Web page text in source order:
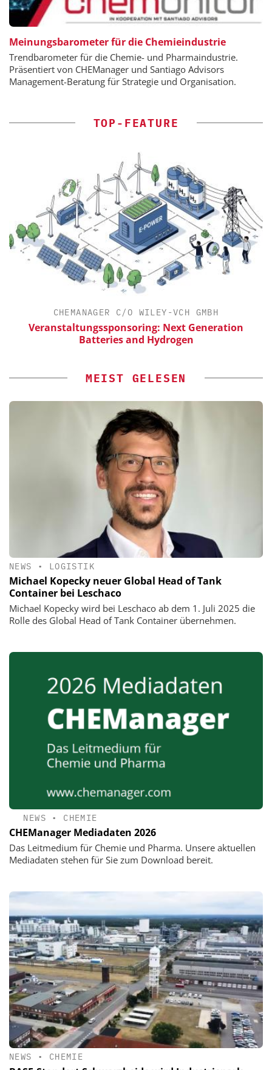
Meinungsbarometer für die Chemieindustrie
Trendbarometer für die Chemie- und Pharmaindustrie.
Präsentiert von CHEManager und Santiago Advisors
Management-Beratung für Strategie und Organisation.
TOP-FEATURE
CHEMANAGER C/O WILEY-VCH GMBH
Veranstaltungssponsoring: Next Generation
Batteries and Hydrogen
MEIST GELESEN
NEWS • LOGISTIK
Michael Kopecky neuer Global Head of Tank
Container bei Leschaco
Michael Kopecky wird bei Leschaco ab dem 1. Juli 2025 die
Rolle des Global Head of Tank Container übernehmen.
NEWS • CHEMIE
CHEManager Mediadaten 2026
Das Leitmedium für Chemie und Pharma. Unsere aktuellen
Mediadaten stehen für Sie zum Download bereit.
NEWS • CHEMIE